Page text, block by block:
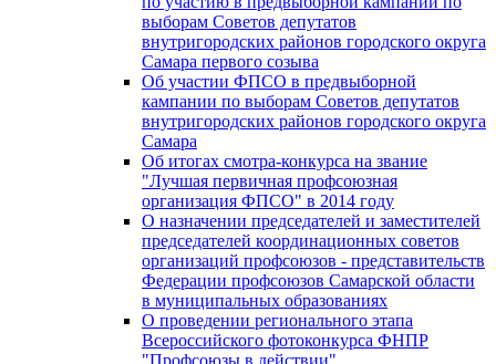
выборам Советов депутатов
внутригородских районов городского округа
Самара первого созыва
Об участии ФПСО в предвыборной
кампании по выборам Советов депутатов
внутригородских районов городского округа
Самара
Об итогах смотра-конкурса на звание
"Лучшая первичная профсоюзная
организация ФПСО" в 2014 году
О назначении председателей и заместителей
председателей координационных советов
организаций профсоюзов - представительств
Федерации профсоюзов Самарской области
в муниципальных образованиях
О проведении регионального этапа
Всероссийского фотоконкурса ФНПР
"Профсоюзы в действии"